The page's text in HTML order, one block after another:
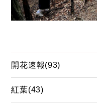
開花速報(93)
紅葉(43)